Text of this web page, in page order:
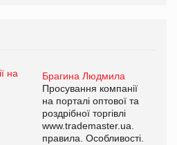
Брагина Людмила
Просування компанії
на порталі оптової та
роздрібної торгівлі
www.trademaster.ua.
правила. Особливості.